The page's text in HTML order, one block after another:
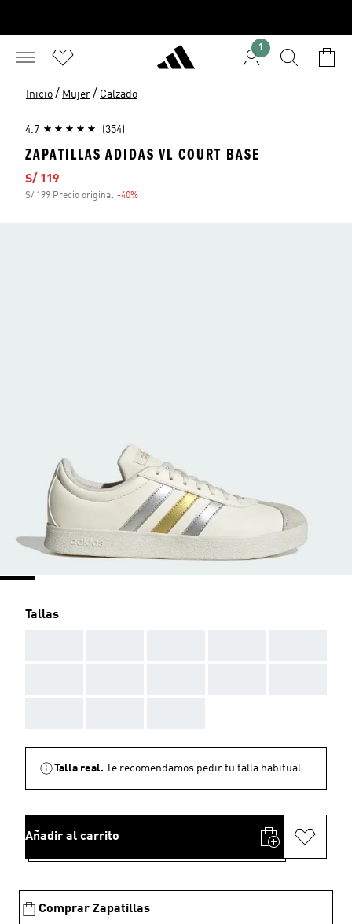
1
Inicio / Mujer / Calzado
4.7 (354)
ZAPATILLAS ADIDAS VL COURT BASE
Precio de venta
S/ 119
S/ 199 Precio original -40%
Tallas
Talla real. Te recomendamos pedir tu talla habitual.
Añadir al carrito
Comprar Zapatillas